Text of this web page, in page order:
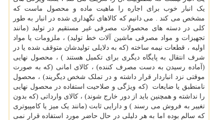
یک انبار خوب برای اجاره را ماهیت ماده و محصول ماست که
مشخص می کند . می دانیم که کالاهای نگهداری شده در انبار به طور
کلی در دسته های محصولات مصرفی غیر مستقیم در تولید (مانند
تجهیزات و مواد مصرفی ماشین آلات خط تولید) ، ملزومات یا مواد
اولیه ، قطعات نیمه ساخته (که به دلایلی تولیدشان متوقف شده یا در
شرف انتقال به پایگاه دیگری برای تکمیل هستند ) ، محصول نهایی
(آماده رسیدن به دست مصرف کننده) ، کالای امانی (که به صورت
موقتی نزد انباردار قرار داشته و در تملک شخص دیگریند) ، محصول
نامنطبق یا ضایعات (که ویژگی و صلاحیت استفاده در محصول نهایی
را نداشته و همچنین باید از دور خارج شوند) ، کالای وارداتی (که بدون
تغییر به فروش می رسند ) و دارایی ثابت (مانند یک میز یا کامپیوتری
که سالم بوده اما به هر دلیلی در حال حاضر مورد استفاده قرار نمی